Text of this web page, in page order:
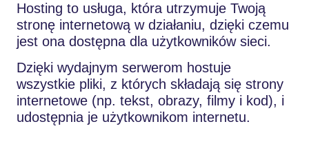
Hosting to usługa, która utrzymuje Twoją
stronę internetową w działaniu, dzięki czemu
jest ona dostępna dla użytkowników sieci.
Dzięki wydajnym serwerom hostuje
wszystkie pliki, z których składają się strony
internetowe (np. tekst, obrazy, filmy i kod), i
udostępnia je użytkownikom internetu.